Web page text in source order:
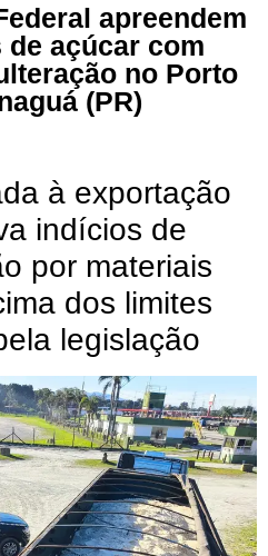
apreendem
de açúcar com
no Porto
(PR)
à exportação
indícios de
por materiais
dos limites
legislação